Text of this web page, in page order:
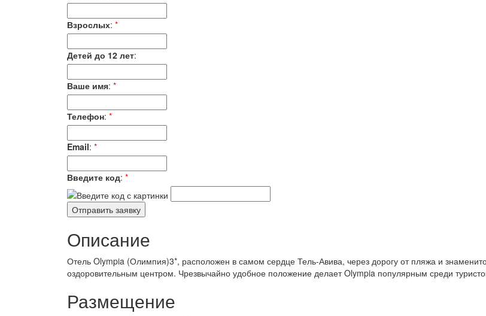
Взрослых: *
Детей до 12 лет:
Ваше имя: *
Телефон: *
Email: *
Введите код: *
Описание
Отель Olympia (Олимпия)3*, расположен в самом сердце Тель-Авива, через дорогу от пляжа и
оздоровительным центром. Чрезвычайно удобное положение делает Olympia популярным среди
Размещение